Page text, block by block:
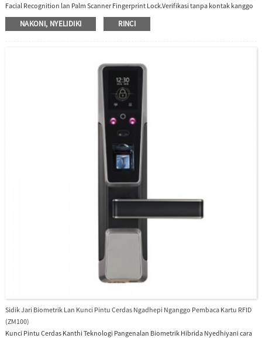
Facial Recognition lan Palm Scanner Fingerprint Lock.Verifikasi tanpa kontak kanggo
mbukak lawang.Mbukak kunci pitakon rekaman wektu ing layar tutul.Deteksi infra
merah ing wayah wengi.Umur dawa kanggo panggunaan daya.Manungsa Voice
NAKONI, NYELIDIKI RINCI
Sidik Jari Biometrik Lan Kunci Pintu Cerdas Ngadhepi Nganggo Pembaca Kartu RFID
(ZM100)
Kunci Pintu Cerdas Kanthi Teknologi Pangenalan Biometrik Hibrida Nyedhiyani cara